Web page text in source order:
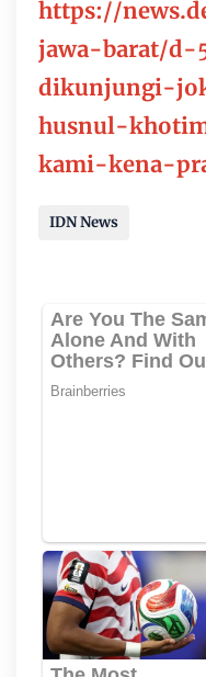
https://
jawa-barat/d-
dikunjungi-
husnul-
kami-kena-
IDN News